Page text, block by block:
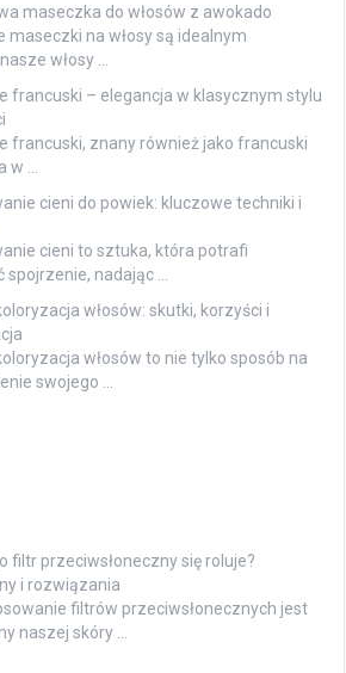
maseczka do włosów z awokado
maseczki na włosy są idealnym
włosy …
francuski – elegancja w klasycznym stylu
francuski, znany również jako francuski
w …
cieni do powiek: kluczowe techniki i
cieni to sztuka, która potrafi
spojrzenie, nadając …
włosów: skutki, korzyści i
włosów to nie tylko sposób na
swojego …
filtr przeciwsłoneczny się roluje?
i rozwiązania
filtrów przeciwsłonecznych jest
naszej skóry …